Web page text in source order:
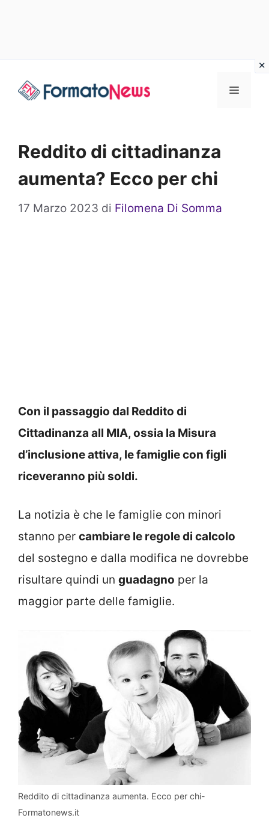
Menu
Reddito di cittadinanza
aumenta? Ecco per chi
17 Marzo 2023 di Filomena Di Somma
Con il passaggio dal Reddito di
Cittadinanza all MIA, ossia la Misura
d’inclusione attiva, le famiglie con figli
riceveranno più soldi.
La notizia è che le famiglie con minori
stanno per cambiare le regole di calcolo
del sostegno e dalla modifica ne dovrebbe
risultare quindi un guadagno per la
maggior parte delle famiglie.
Reddito di cittadinanza aumenta. Ecco per chi-
Formatonews.it